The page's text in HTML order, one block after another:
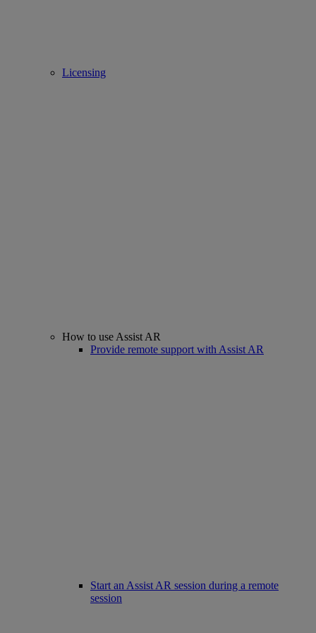
Licensing
How to use Assist AR
Provide remote support with Assist AR
Start an Assist AR session during a remote
session